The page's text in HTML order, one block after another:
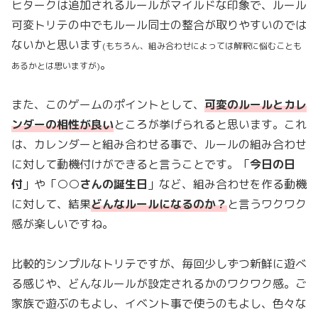
ヒタークは追加されるルールがマイルドな印象で、ルール
可変トリテの中でもルール同士の整合が取りやすいのでは
ないかと思います(もちろん、組み合わせによっては解釈に悩むことも
あるかとは思いますが)。
また、このゲームのポイントとして、 可変のルールとカレ
ンダーの相性が良いところが挙げられると思います。これ
は、カレンダーと組み合わせる事で、ルールの組み合わせ
に対して動機付けができると言うことです。「今日の日
付 」や「○○さんの誕生日 」など、組み合わせを作る動機
に対して、結果どんなルールになるのか？と言うワクワク
感が楽しいですね。
比較的シンプルなトリテですが、毎回少しずつ新鮮に遊べ
る感じや、どんなルールが設定されるかのワクワク感。ご
家族で遊ぶのもよし、イベント事で使うのもよし、色々な